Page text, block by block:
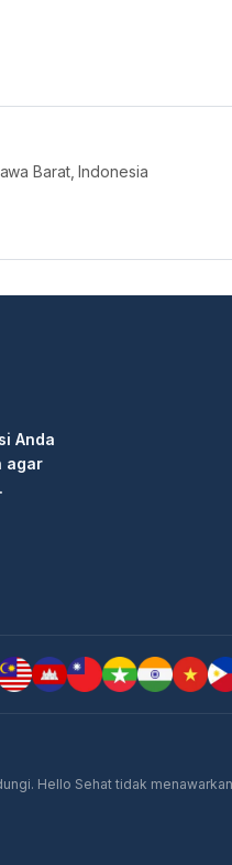
Barat, Indonesia
Anda
agar
Hello Sehat tidak